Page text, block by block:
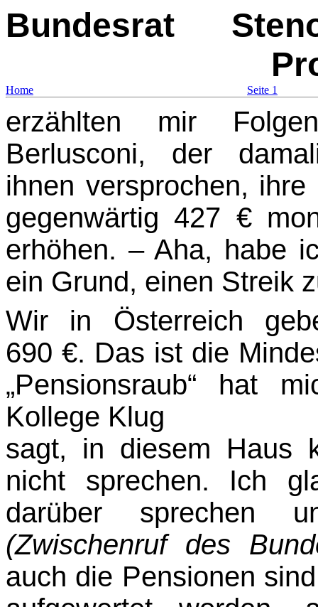
Bundesrat
Home Seite 1
erzählten mir
Berlusconi, der
ihnen versprochen,
gegenwärtig 427 €
erhöhen. – Aha, habe
ein Grund, einen Streik
Wir in Österreich
690 €. Das ist die
„Pensionsraub“ hat
Kollege Klug
sagt, in diesem Haus
nicht sprechen. Ich
darüber sprechen
(Zwischenruf des
auch die Pensionen